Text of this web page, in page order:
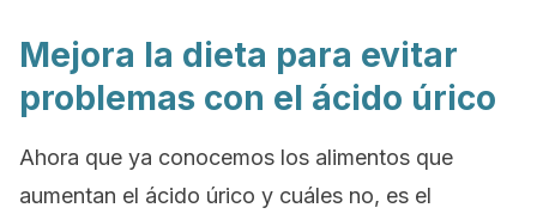
Mejora la dieta para evitar
problemas con el ácido úrico
Ahora que ya conocemos los alimentos que
aumentan el ácido úrico y cuáles no, es el